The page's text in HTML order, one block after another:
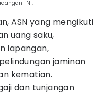
TNI.
ASN yang mengikuti
uang saku,
lapangan,
jaminan
kematian.
dan tunjangan